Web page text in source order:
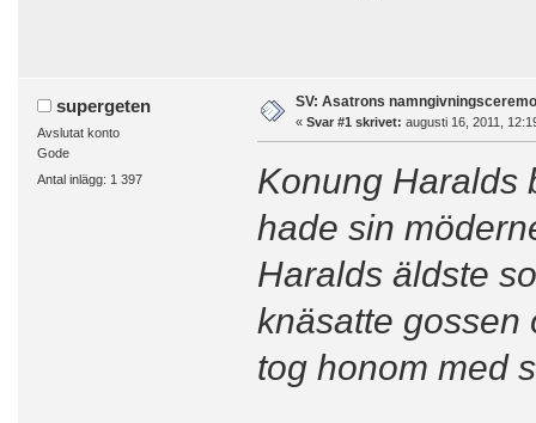
supergeten
Avslutat konto
Gode
Antal inlägg: 1 397
SV: Asatrons
« Svar #1 skrivet: augusti 16, 2011,
Konung Haralds
hade sin
Haralds äldste
knäsatte gossen
tog honom med